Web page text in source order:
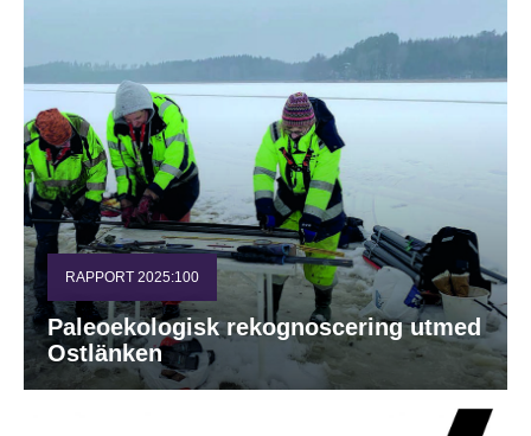
RAPPORT 2025:100
Paleoekologisk rekognoscering utmed
Ostlänken